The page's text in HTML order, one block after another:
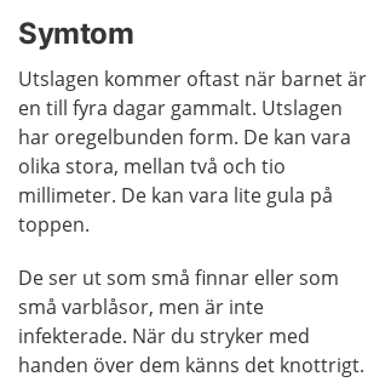
Symtom
Utslagen kommer oftast när barnet är
en till fyra dagar gammalt. Utslagen
har oregelbunden form. De kan vara
olika stora, mellan två och tio
millimeter. De kan vara lite gula på
toppen.
De ser ut som små finnar eller som
små varblåsor, men är inte
infekterade. När du stryker med
handen över dem känns det knottrigt.